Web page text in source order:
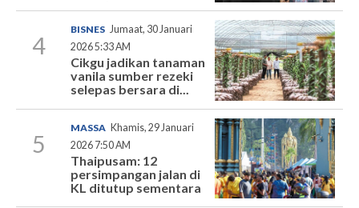
4
BISNES Jumaat, 30 Januari
2026 5:33 AM
Cikgu jadikan tanaman
vanila sumber rezeki
selepas bersara di...
5
MASSA Khamis, 29 Januari
2026 7:50 AM
Thaipusam: 12
persimpangan jalan di
KL ditutup sementara